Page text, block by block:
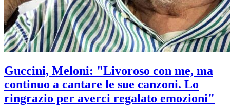
Guccini, Meloni: "Livoroso con me, ma
continuo a cantare le sue canzoni. Lo
ringrazio per averci regalato emozioni"